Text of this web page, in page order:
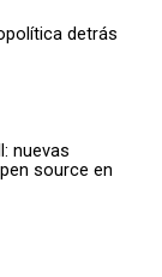
detrás
nuevas
source en